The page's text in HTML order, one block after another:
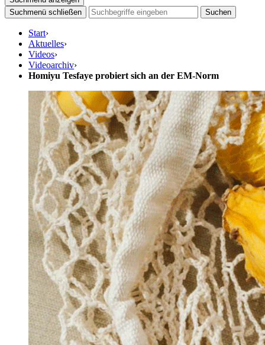
Suchmenü schließen
Suchen
Start›
Aktuelles›
Videos›
Videoarchiv›
Homiyu Tesfaye probiert sich an der EM-Norm